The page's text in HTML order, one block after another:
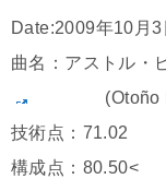
Date:2009年10月3
曲名：アストル・
(Otoño
技術点：71.02
構成点：80.50<